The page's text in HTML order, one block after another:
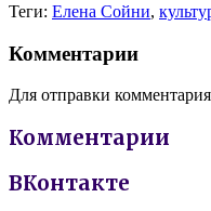
Теги: Елена Сойни,
Комментарии
Для отправки
Комментарии
ВКонтакте